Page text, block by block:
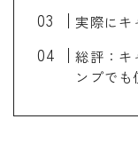
実際にキ
総評：キ
ンプでも